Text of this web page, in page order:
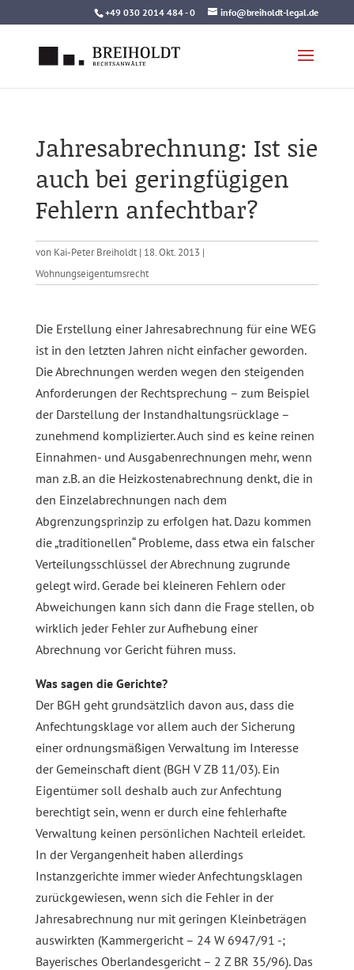
to
+49 030 2014 484 - 0 info@breiholdt-legal.de
Jahresabrechnung: Ist sie
auch bei geringfügigen
Fehlern anfechtbar?
von Kai-Peter Breiholdt| 18. Okt. 2013 |
Wohnungseigentumsrecht
Die Erstellung einer Jahresabrechnung für eine WEG
ist in den letzten Jahren nicht einfacher geworden.
Die Abrechnungen werden wegen den steigenden
Anforderungen der Rechtsprechung – zum Beispiel
der Darstellung der Instandhaltungsrücklage –
zunehmend komplizierter. Auch sind es keine reinen
Einnahmen- und Ausgabenrechnungen mehr, wenn
man z.B. an die Heizkostenabrechnung denkt, die in
den Einzelabrechnungen nach dem
Abgrenzungsprinzip zu erfolgen hat. Dazu kommen
die „traditionellen“ Probleme, dass etwa ein falscher
Verteilungsschlüssel der Abrechnung zugrunde
gelegt wird. Gerade bei kleineren Fehlern oder
Abweichungen kann sich dann die Frage stellen, ob
wirklich jeder Fehler zur Aufhebung einer
Abrechnung vor Gericht führen muss.
Was sagen die Gerichte?
Der BGH geht grundsätzlich davon aus, dass die
Anfechtungsklage vor allem auch der Sicherung
einer ordnungsmäßigen Verwaltung im Interesse
der Gemeinschaft dient (BGH V ZB 11/03). Ein
Eigentümer soll deshalb auch zur Anfechtung
berechtigt sein, wenn er durch eine fehlerhafte
Verwaltung keinen persönlichen Nachteil erleidet.
In der Vergangenheit haben allerdings
Instanzgerichte immer wieder Anfechtungsklagen
zurückgewiesen, wenn sich die Fehler in der
Jahresabrechnung nur mit geringen Kleinbeträgen
auswirkten (Kammergericht – 24 W 6947/91 -;
Bayerisches Oberlandesgericht – 2 Z BR 35/96). Das